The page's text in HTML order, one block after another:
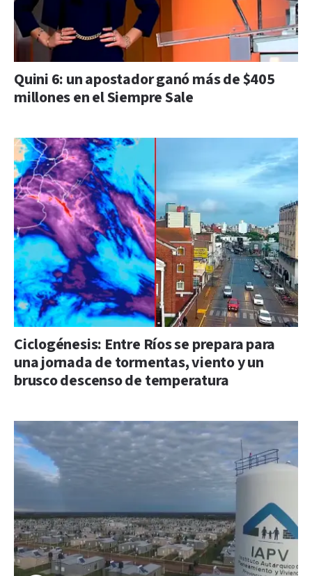
Quini 6: un apostador ganó más de $405
millones en el Siempre Sale
Ciclogénesis: Entre Ríos se prepara para
una jornada de tormentas, viento y un
brusco descenso de temperatura